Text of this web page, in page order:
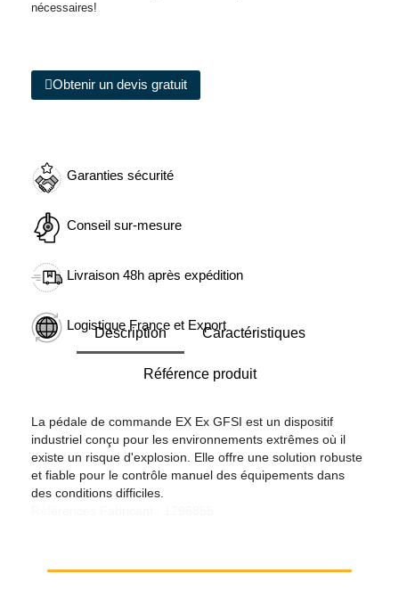
nécessaires!
Obtenir un devis gratuit
Garanties sécurité
Conseil sur-mesure
Livraison 48h après expédition
Logistique France et Export
Description Caractéristiques
Référence produit
La pédale de commande EX Ex GFSI est un dispositif
industriel conçu pour les environnements extrêmes où il
existe un risque d'explosion. Elle offre une solution robuste
et fiable pour le contrôle manuel des équipements dans
des conditions difficiles.